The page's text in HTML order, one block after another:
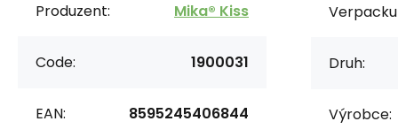
Produzent: Mika® Kiss
Code: 1900031
EAN: 8595245406844
Druh:
Výrobce: